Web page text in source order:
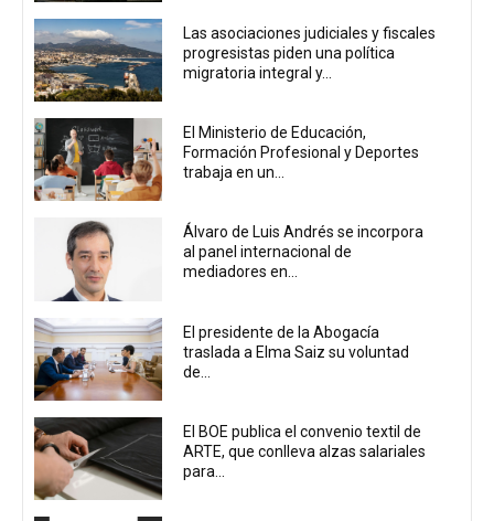
Las asociaciones judiciales y fiscales
progresistas piden una política
migratoria integral y...
El Ministerio de Educación,
Formación Profesional y Deportes
trabaja en un...
Álvaro de Luis Andrés se incorpora
al panel internacional de
mediadores en...
El presidente de la Abogacía
traslada a Elma Saiz su voluntad
de...
El BOE publica el convenio textil de
ARTE, que conlleva alzas salariales
para...